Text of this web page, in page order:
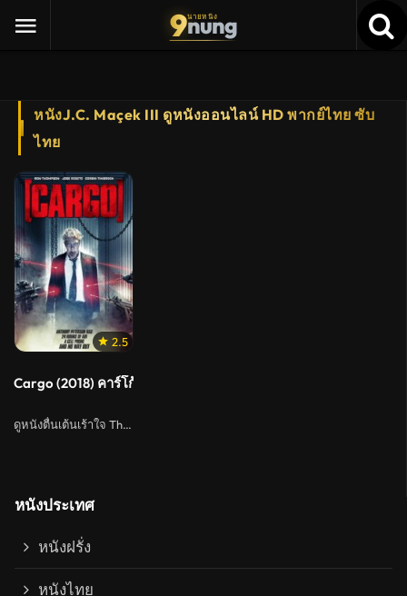
9นายหนัง
nung
หนังJ.C. Maçek III ดูหนังออนไลน์ HD พากย์ไทย ซับ
ไทย
2.5
Cargo (2018) คาร์โก้
ดูหนังตื่นเต้นเร้าใจ Thriller
หนังประเทศ
หนังฝรั่ง
หนังไทย